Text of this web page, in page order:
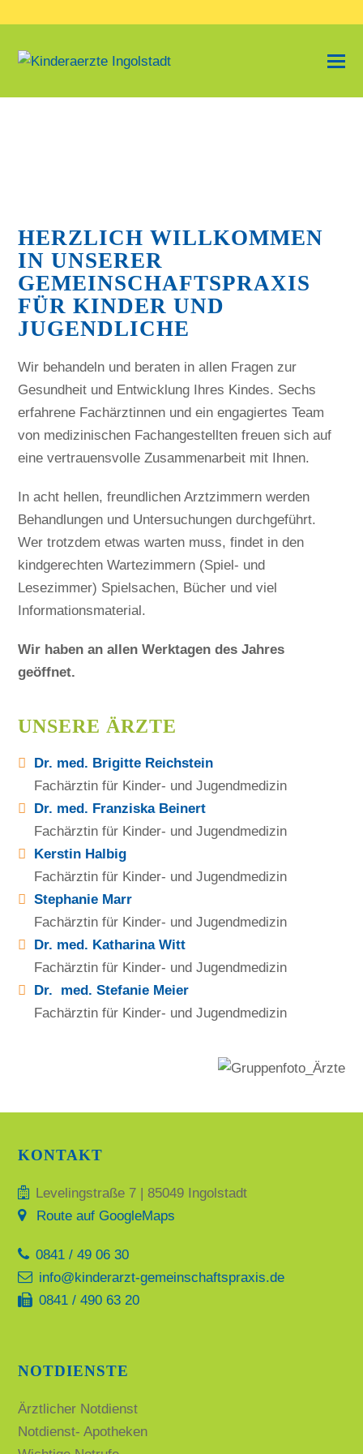
BEACHTEN
SIE:
DEM
02.06.2025
IST
AUCH
FÜR
DIE
EINE
NOTWENDIG.
GIBT
KEINE
OFFENE
SPRECHSTUNDE
MEHR.
+++
HERZLICH WILLKOMMEN
IN UNSERER
GEMEINSCHAFTSPRAXIS
FÜR KINDER UND
JUGENDLICHE
Wir behandeln und beraten in allen Fragen zur
Gesundheit und Entwicklung Ihres Kindes. Sechs
erfahrene Fachärztinnen und ein engagiertes Team
von medizinischen Fachangestellten freuen sich auf
eine vertrauensvolle Zusammenarbeit mit Ihnen.
In acht hellen, freundlichen Arztzimmern werden
Behandlungen und Untersuchungen durchgeführt.
Wer trotzdem etwas warten muss, findet in den
kindgerechten Wartezimmern (Spiel- und
Lesezimmer) Spielsachen, Bücher und viel
Informationsmaterial.
Wir haben an allen Werktagen des Jahres
geöffnet.
UNSERE ÄRZTE
Dr. med. Brigitte Reichstein
Fachärztin für Kinder- und Jugendmedizin
Dr. med. Franziska Beinert
Fachärztin für Kinder- und Jugendmedizin
Kerstin Halbig
Fachärztin für Kinder- und Jugendmedizin
Stephanie Marr
Fachärztin für Kinder- und Jugendmedizin
Dr. med. Katharina Witt
Fachärztin für Kinder- und Jugendmedizin
Dr. med. Stefanie Meier
Fachärztin für Kinder- und Jugendmedizin
KONTAKT
Levelingstraße 7 | 85049 Ingolstadt
Route auf GoogleMaps
0841 / 49 06 30
info@kinderarzt-gemeinschaftspraxis.de
0841 / 490 63 20
NOTDIENSTE
Ärztlicher Notdienst
Notdienst- Apotheken